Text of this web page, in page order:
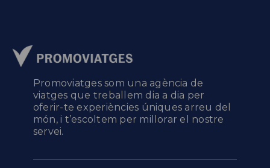
Promoviatges som una agència de
viatges que treballem dia a dia per
oferir-te experiències úniques arreu del
món, i t’escoltem per millorar el nostre
servei.